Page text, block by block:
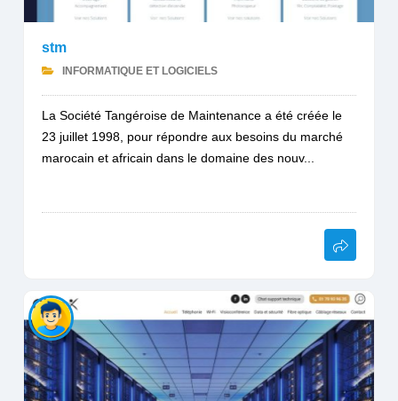
stm
INFORMATIQUE ET LOGICIELS
La Société Tangéroise de Maintenance a été créée le
23 juillet 1998, pour répondre aux besoins du marché
marocain et africain dans le domaine des nouv...